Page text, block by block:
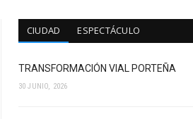
CIUDAD ESPECTÁCULO
TRANSFORMACIÓN VIAL PORTEÑA
30 JUNIO, 2026